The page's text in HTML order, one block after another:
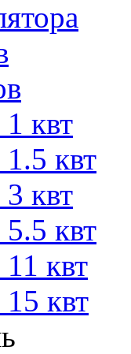
квт
квт
квт
квт
квт
квт